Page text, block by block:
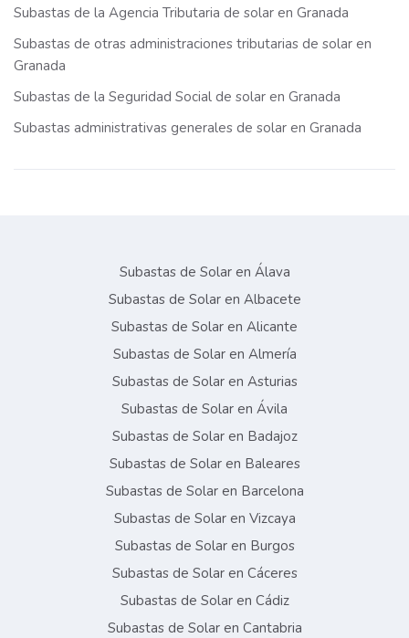
Subastas de la Agencia Tributaria de solar en Granada
Subastas de otras administraciones tributarias de solar en
Granada
Subastas de la Seguridad Social de solar en Granada
Subastas administrativas generales de solar en Granada
Subastas de Solar en Álava
Subastas de Solar en Albacete
Subastas de Solar en Alicante
Subastas de Solar en Almería
Subastas de Solar en Asturias
Subastas de Solar en Ávila
Subastas de Solar en Badajoz
Subastas de Solar en Baleares
Subastas de Solar en Barcelona
Subastas de Solar en Vizcaya
Subastas de Solar en Burgos
Subastas de Solar en Cáceres
Subastas de Solar en Cádiz
Subastas de Solar en Cantabria